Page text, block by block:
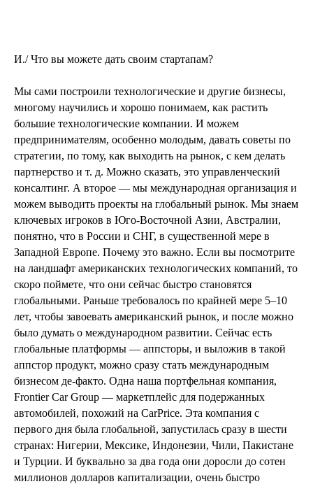
И./ Что вы можете дать своим стартапам?
Мы сами построили технологические и другие бизнесы,
многому научились и хорошо понимаем, как растить
большие технологические компании. И можем
предпринимателям, особенно молодым, давать советы по
стратегии, по тому, как выходить на рынок, с кем делать
партнерство и т. д. Можно сказать, это управленческий
консалтинг. А второе — мы международная организация и
можем выводить проекты на глобальный рынок. Мы знаем
ключевых игроков в Юго-Восточной Азии, Австралии,
понятно, что в России и СНГ, в существенной мере в
Западной Европе. Почему это важно. Если вы посмотрите
на ландшафт американских технологических компаний, то
скоро поймете, что они сейчас быстро становятся
глобальными. Раньше требовалось по крайней мере 5–10
лет, чтобы завоевать американский рынок, и после можно
было думать о международном развитии. Сейчас есть
глобальные платформы — аппсторы, и выложив в такой
аппстор продукт, можно сразу стать международным
бизнесом де-факто. Одна наша портфельная компания,
Frontier Car Group — маркетплейс для подержанных
автомобилей, похожий на CarPrice. Эта компания с
первого дня была глобальной, запустилась сразу в шести
странах: Нигерии, Мексике, Индонезии, Чили, Пакистане
и Турции. И буквально за два года они доросли до сотен
миллионов долларов капитализации, очень быстро